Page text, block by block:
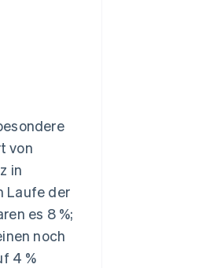
von
in
Laufe der
es 8 %;
noch
4 %